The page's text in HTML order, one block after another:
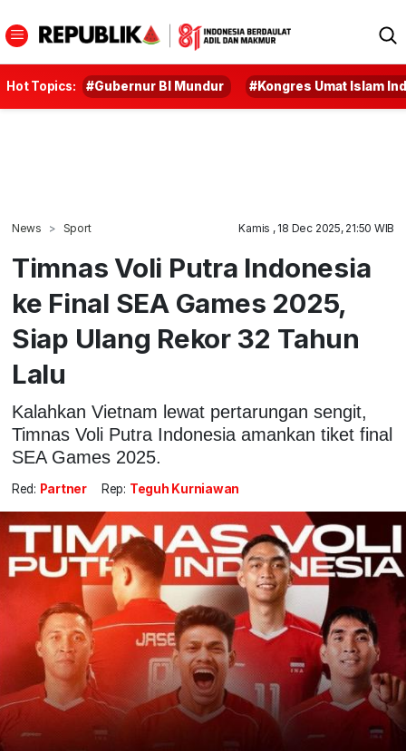
Hot Topics: #Gubernur BI Mundur #Kongres Umat Islam
News Sport Kamis , 18 Dec 2025, 21:50 WIB
Timnas Voli Putra Indonesia
ke Final SEA Games 2025,
Siap Ulang Rekor 32 Tahun
Lalu
Kalahkan Vietnam lewat pertarungan sengit,
Timnas Voli Putra Indonesia amankan tiket final
SEA Games 2025.
Red: Partner Rep: Teguh Kurniawan